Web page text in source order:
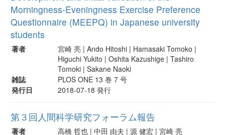
Morningness-Eveningness Exercise Preference
Questionnaire (MEEPQ) in Japanese university
students
著者
宮崎 亮 | Ando Hitoshi | Hamasaki Tomoko |
Higuchi Yukito | Oshita Kazushige | Tashiro
Tomoki | Sakane Naoki
雑誌
PLOS ONE 13 巻 7 号
発行日
2018-07-18 発行
第３回人間科学研究フォーラム報告
著者
高橋 哲也 | 中田 由夫 | 源 健宏 | 宮崎 亮